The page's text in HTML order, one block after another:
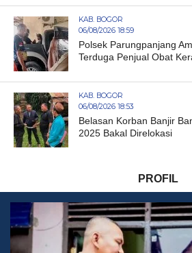
KAB. BOGOR
06/08/2026 18:59
Polsek Parungpanjang
Terduga Penjual Obat
KAB. BOGOR
06/08/2026 18:53
Belasan Korban Banjir
2025 Bakal Direlokasi
PROFIL